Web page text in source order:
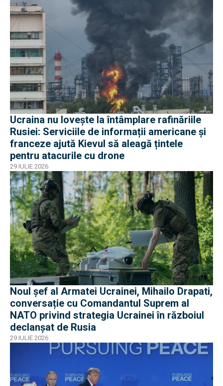
Ucraina nu lovește la întâmplare rafinăriile
Rusiei: Serviciile de informații americane și
franceze ajută Kievul să aleagă țintele
pentru atacurile cu drone
29 IULIE 2026
Noul șef al Armatei Ucrainei, Mihailo Drapati,
conversație cu Comandantul Suprem al
NATO privind strategia Ucrainei în războiul
declanșat de Rusia
29 IULIE 2026